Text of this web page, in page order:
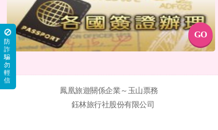
防
詐
騙
勿
輕
信
GO
鳳凰旅遊關係企業～玉山票務
鈺林旅行社股份有限公司